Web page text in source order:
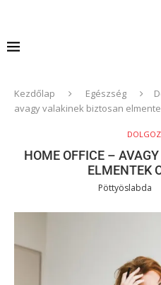
Kezdőlap Egészség
avagy valakinek biztosan
HOME OFFICE –
ELMENTEK
Pöttyöslabda